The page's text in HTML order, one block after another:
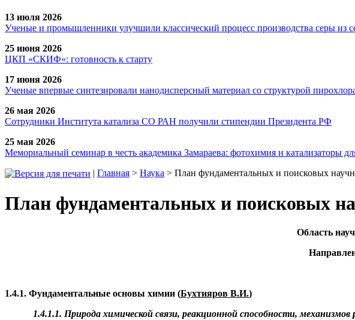
13 июля 2026
Ученые и промышленники улучшили классический процесс производства серы из
25 июня 2026
ЦКП «СКИФ»: готовность к старту
17 июня 2026
Ученые впервые синтезировали нанодисперсный материал со структурой
26 мая 2026
Сотрудники Института катализа СО РАН получили стипендии Президента РФ
25 мая 2026
Мемориальный семинар в честь академика Замараева: фотохимия и катализаторы
| Главная > Наука > План фундаментальных и поисковых
План фундаментальных и поисковых
Область
1.4.1. Фундаментальные основы химии (Бухтияров В.И.)
1.4.1.1. Природа химической связи, реакционной способности,